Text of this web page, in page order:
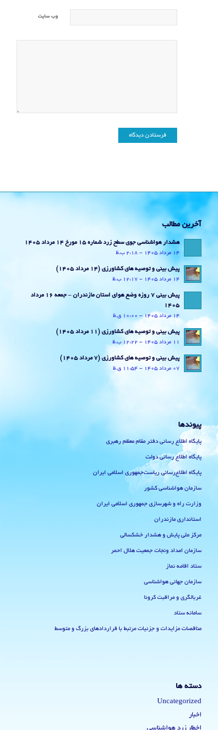
وب‌ سایت
آخرین مطالب
هشدار هواشناسی جوی سطح زرد شماره 15 مورخ 14 مرداد 1405
14 مرداد 1405 - 2:18 ب.ظ
پیش بینی و توصیه های کشاورزی (14 مرداد ۱۴۰۵)
14 مرداد 1405 - 12:17 ب.ظ
پیش بینی 7 روزه وضع هوای استان مازندران – جمعه 16 مرداد
1405
14 مرداد 1405 - 10:00 ق.ظ
پیش بینی و توصیه های کشاورزی (11 مرداد ۱۴۰۵)
11 مرداد 1405 - 12:22 ب.ظ
پیش بینی و توصیه های کشاورزی (7 مرداد ۱۴۰۵)
07 مرداد 1405 - 11:54 ق.ظ
پیوندها
پایگاه اطلاع رسانی دفتر مقام معظم رهبری
پایگاه اطلاع رسانی دولت
پایگاه اطلاع‌رسانی ریاست‌جمهوری اسلامی ایران
سازمان هواشناسی کشور
وزارت راه و شهرسازی جمهوری اسلامی ایران
استانداری مازندران
مرکز ملی پایش و هشدار خشکسالی
سازمان امداد ونجات جمعیت هلال احمر
ستاد اقامه نماز
سازمان جهانی هواشناسی
غربالگری و مراقبت کرونا
سامانه ستاد
مناقصات مزایدات و جزئیات مرتبط با قراردادهای بزرگ و متوسط
دسته ها
Uncategorized
اخبار
اخطار زرد هواشناسی